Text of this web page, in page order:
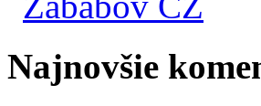
Najnovšie